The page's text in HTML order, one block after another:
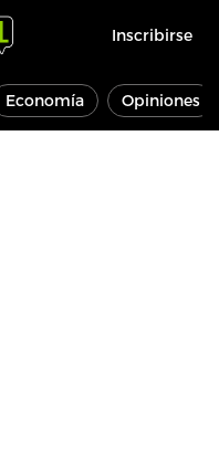
Inscribirse
Economía Opiniones